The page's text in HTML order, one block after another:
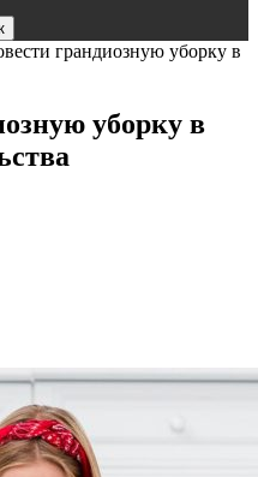
грандиозную уборку в
уборку в